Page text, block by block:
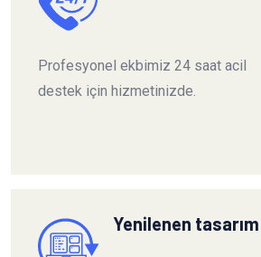
Profesyonel ekbimiz 24 saat acil
destek için hizmetinizde.
Yenilenen tasarım